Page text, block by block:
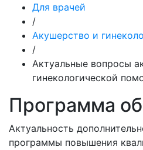
Для врачей
/
Акушерство и
/
Актуальные вопросы
гинекологической
Программа
Актуальность
программы повышения